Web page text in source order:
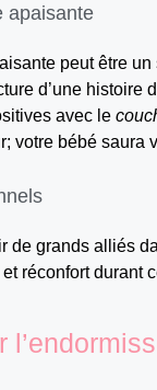
apaisante
peut être
d’une histoire
avec le
votre bébé saura
de grands alliés
réconfort durant